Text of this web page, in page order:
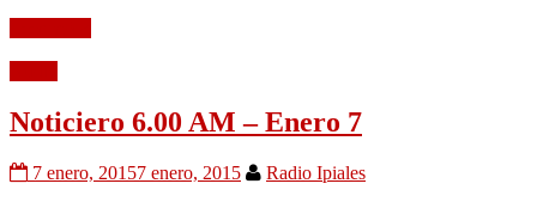
Noticiero 6.00 AM – Enero 7
7 enero, 20157 enero, 2015
Radio Ipiales